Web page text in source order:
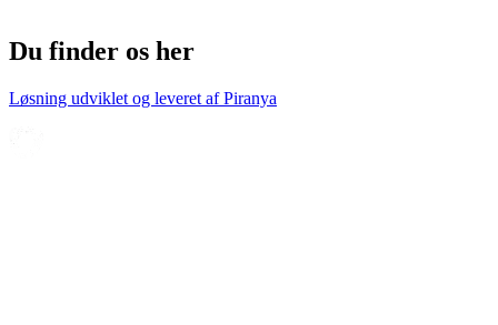
Du finder os her
Løsning udviklet og leveret afPiranya